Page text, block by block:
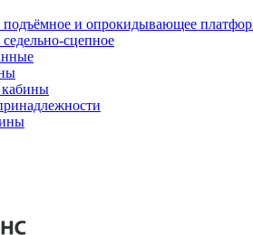
подъёмное и опрокидывающее
сцепное